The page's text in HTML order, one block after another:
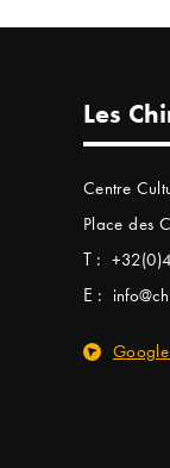
Les
Centre
Place des
T :
E :